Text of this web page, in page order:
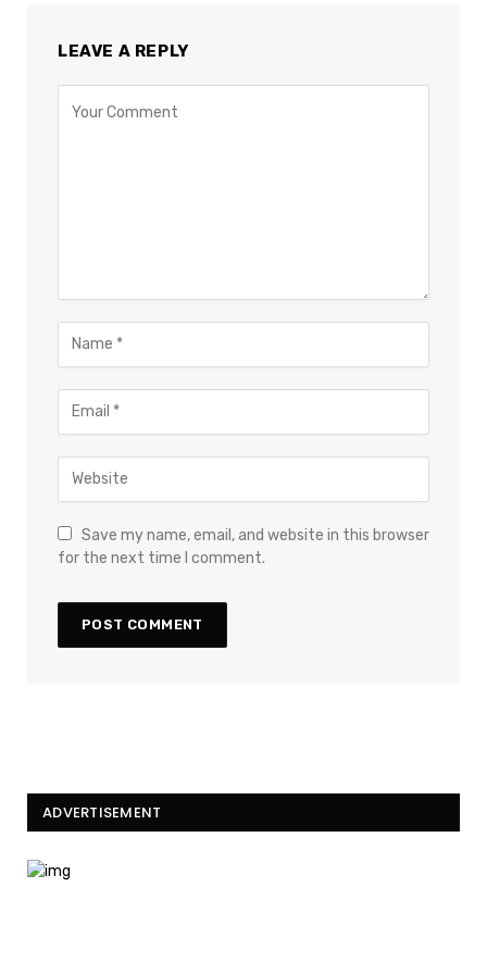
LEAVE A REPLY
Save my name, email, and website in this browser
for the next time I comment.
ADVERTISEMENT